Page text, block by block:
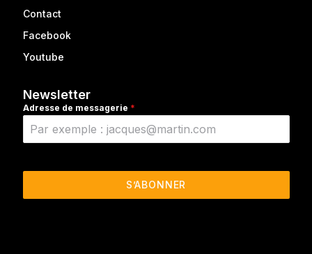
Contact
Facebook
Youtube
Newsletter
Adresse de messagerie *
S’ABONNER